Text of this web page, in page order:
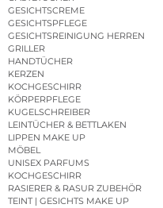
GESICHTSCREME
GESICHTSPFLEGE
GESICHTSREINIGUNG HERREN
GRILLER
HANDTÜCHER
KERZEN
KOCHGESCHIRR
KÖRPERPFLEGE
KUGELSCHREIBER
LEINTÜCHER & BETTLAKEN
LIPPEN MAKE UP
MÖBEL
UNISEX PARFUMS
KOCHGESCHIRR
RASIERER & RASUR ZUBEHÖR
TEINT | GESICHTS MAKE UP